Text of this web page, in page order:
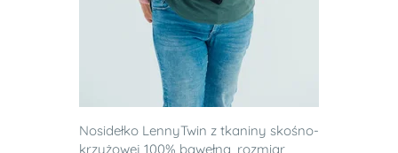
Nosidełko LennyTwin z tkaniny skośno-
krzyżowej 100% bawełna, rozmiar